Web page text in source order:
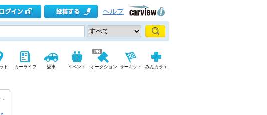
ヘルプ
ト カーライフ 愛車 イベント オークション サーキット みんカラ＋
-